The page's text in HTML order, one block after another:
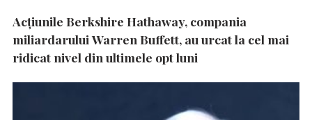
Acțiunile Berkshire Hathaway, compania
miliardarului Warren Buffett, au urcat la cel mai
ridicat nivel din ultimele opt luni